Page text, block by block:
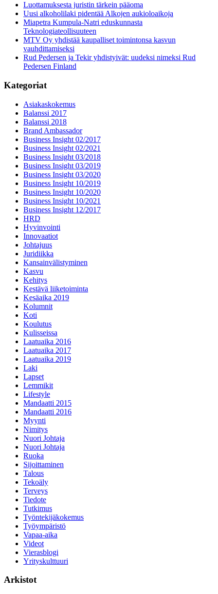
Luottamuksesta juristin tärkein pääoma
Uusi alkoholilaki pidentää Alkojen aukioloaikoja
Miapetra Kumpula-Natri eduskunnasta
Teknologiateollisuuteen
MTV Oy yhdistää kaupalliset toimintonsa kasvun
vauhdittamiseksi
Rud Pedersen ja Tekir yhdistyivät: uudeksi nimeksi Rud
Pedersen Finland
Kategoriat
Asiakaskokemus
Balanssi 2017
Balanssi 2018
Brand Ambassador
Business Insight 02/2017
Business Insight 02/2021
Business Insight 03/2018
Business Insight 03/2019
Business Insight 03/2020
Business Insight 10/2019
Business Insight 10/2020
Business Insight 10/2021
Business Insight 12/2017
HRD
Hyvinvointi
Innovaatiot
Johtajuus
Juridiikka
Kansainvälistyminen
Kasvu
Kehitys
Kestävä liiketoiminta
Kesäaika 2019
Kolumnit
Koti
Koulutus
Kulisseissa
Laatuaika 2016
Laatuaika 2017
Laatuaika 2019
Laki
Lapset
Lemmikit
Lifestyle
Mandaatti 2015
Mandaatti 2016
Myynti
Nimitys
Nuori Johtaja
Nuori Johtaja
Ruoka
Sijoittaminen
Talous
Tekoäly
Terveys
Tiedote
Tutkimus
Työntekijäkokemus
Työympäristö
Vapaa-aika
Videot
Vierasblogi
Yrityskulttuuri
Arkistot